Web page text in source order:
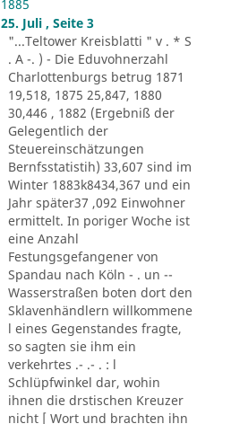
1885
25. Juli , Seite 3
"...Teltower Kreisblatti " v . * S
. A -. ) - Die Eduvohnerzahl
Charlottenburgs betrug 1871
19,518, 1875 25,847, 1880
30,446 , 1882 (Ergebniß der
Gelegentlich der
Steuereinschätzungen
Bernfsstatistih) 33,607 sind im
Winter 1883k8434,367 und ein
Jahr später37 ,092 Einwohner
ermittelt. In poriger Woche ist
eine Anzahl
Festungsgefangener von
Spandau nach Köln - . un --
Wasserstraßen boten dort den
Sklavenhändlern willkommene
l eines Gegenstandes fragte,
so sagten sie ihm ein
verkehrtes .- .- . : l
Schlüpfwinkel dar, wohin
ihnen die drstischen Kreuzer
nicht [ Wort und brachten ihn